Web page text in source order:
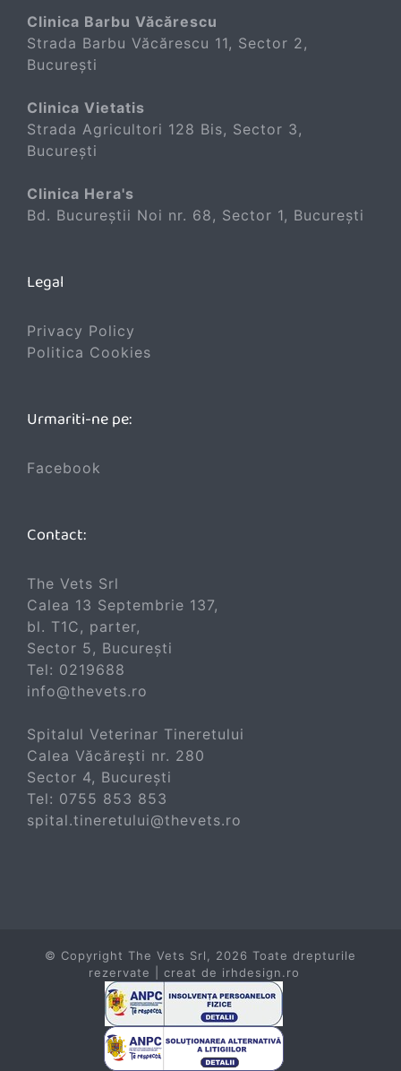
Clinica Barbu Văcărescu
Strada Barbu Văcărescu 11, Sector 2,
București
Clinica Vietatis
Strada Agricultori 128 Bis, Sector 3,
București
Clinica Hera's
Bd. Bucureștii Noi nr. 68, Sector 1, București
Legal
Privacy Policy
Politica Cookies
Urmariti-ne pe:
Facebook
Contact:
The Vets Srl
Calea 13 Septembrie 137,
bl. T1C, parter,
Sector 5, București
Tel: 0219688
info@thevets.ro
Spitalul Veterinar Tineretului
Calea Văcărești nr. 280
Sector 4, București
Tel: 0755 853 853
spital.tineretului@thevets.ro
© Copyright The Vets Srl, 2026 Toate drepturile
rezervate | creat de irhdesign.ro